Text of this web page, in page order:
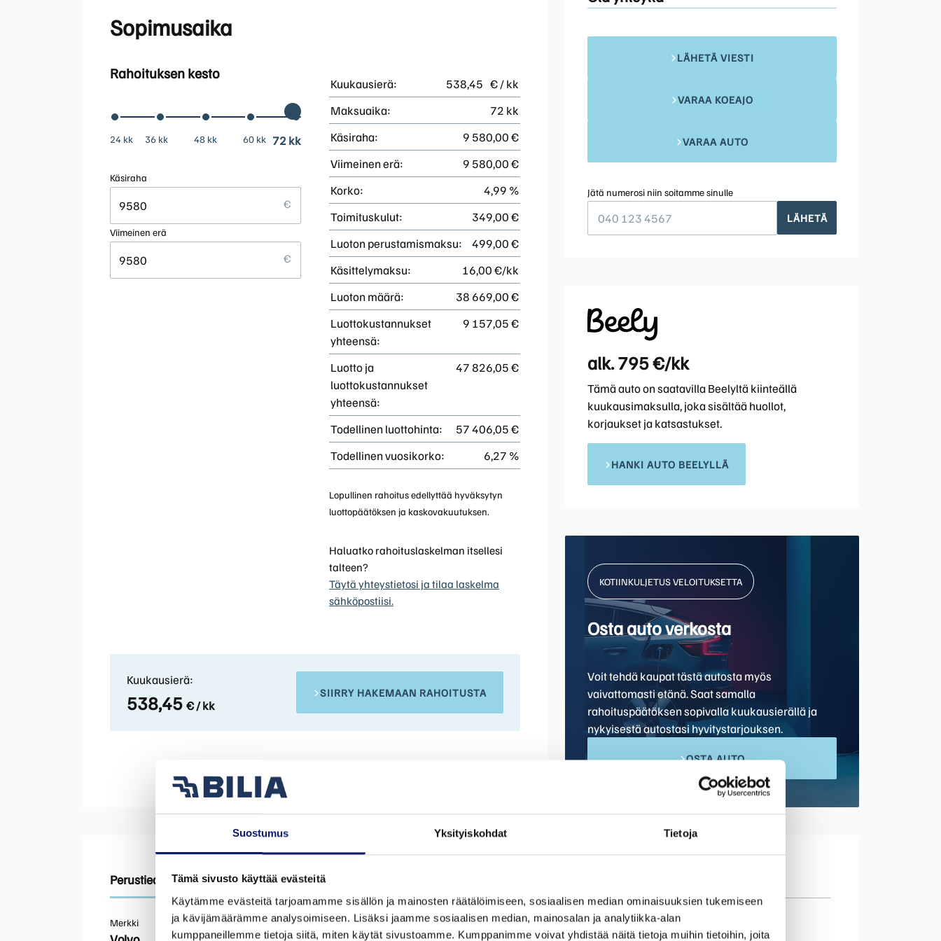
Suostumus Yksityiskohdat Tietoja
Tämä sivusto käyttää evästeitä
Käytämme evästeitä tarjoamamme sisällön ja mainosten räätälöimiseen, sosiaalisen median ominaisuuksien tukemiseen
ja kävijämäärämme analysoimiseen. Lisäksi jaamme sosiaalisen median, mainosalan ja analytiikka-alan
kumppaneillemme tietoja siitä, miten käytät sivustoamme. Kumppanimme voivat yhdistää näitä tietoja muihin tietoihin, joita
Sopimusaika
Rahoituksen kesto
24 kk 36 kk 48 kk 60 kk 72 kk
Käsiraha
Viimeinen erä
Kuukausierä: 538,45 € / kk
Maksuaika:
72 kk
Käsiraha:
9 580,00 €
Viimeinen erä:
9 580,00 €
Korko:
4,99 %
Toimituskulut:
349,00 €
Luoton perustamismaksu:
499,00 €
Käsittelymaksu:
16,00 €/kk
Luoton määrä:
38 669,00 €
Luottokustannukset
yhteensä:
9 157,05 €
Luotto ja
luottokustannukset
yhteensä:
47 826,05 €
Todellinen luottohinta:
57 406,05 €
Todellinen vuosikorko:
6,27 %
Lopullinen rahoitus edellyttää hyväksytyn
luottopäätöksen ja kaskovakuutuksen.
Haluatko rahoituslaskelman itsellesi
talteen?
Täytä yhteystietosi ja tilaa laskelma
sähköpostiisi.
Kuukausierä:
538,45 € / kk
SIIRRY HAKEMAAN RAHOITUSTA
LÄHETÄ VIESTI
VARAA KOEAJO
VARAA AUTO
Jätä numerosi niin soitamme sinulle
LÄHETÄ
alk. 795 €/kk
Tämä auto on saatavilla Beelyltä kiinteällä
kuukausimaksulla, joka sisältää huollot,
korjaukset ja katsastukset.
HANKI AUTO BEELYLLÄ
KOTIINKULJETUS VELOITUKSETTA
Osta auto verkosta
Voit tehdä kaupat tästä autosta myös
vaivattomasti etänä. Saat samalla
rahoituspäätöksen sopivalla kuukausierällä ja
nykyisestä autostasi hyvitystarjouksen.
OSTA AUTO
Perustiedot Tekniset tiedotVarusteet
Merkki Malli Mittarilukema